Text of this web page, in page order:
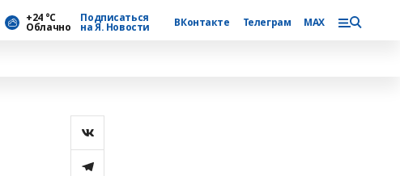
+24 °С
Облачно
Подписаться
на Я. Новости ВКонтакте Телеграм MAX